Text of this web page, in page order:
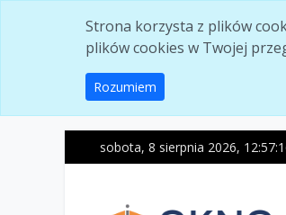
Strona korzysta z plików
plików cookies w Twojej
Rozumiem
sobota, 8 sierpnia 2026,